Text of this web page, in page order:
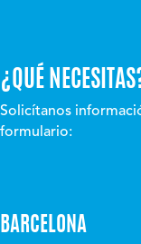
¿QUÉ
Solicítanos
formulario:
BARCELONA